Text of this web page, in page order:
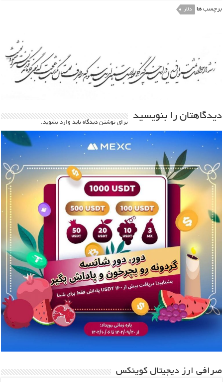
برچسب ها دلار
دیدگاهتان را بنویسید
برای نوشتن دیدگاه باید وارد بشوید.
صرافی ارز دیجیتال کوینکس